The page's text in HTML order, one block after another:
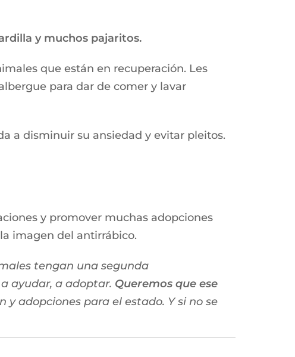
y muchos pajaritos.
que están en recuperación. Les
para dar de comer y lavar
a disminuir su ansiedad y evitar pleitos.
y promover muchas adopciones
imagen del antirrábico.
tengan una segunda
ayudar, a adoptar. Queremos que ese
adopciones para el estado. Y si no se